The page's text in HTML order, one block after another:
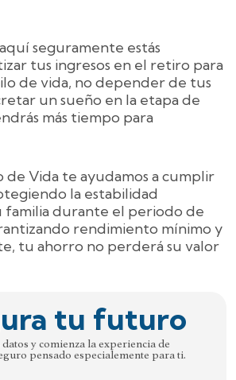
seguramente estás
tus ingresos en el retiro para
de vida, no depender de tus
un sueño en la etapa de
más tiempo para
de Vida te ayudamos a cumplir
la estabilidad
familia durante el periodo de
rendimiento mínimo y
tu ahorro no perderá su valor
tu futuro
y comienza la experiencia de
pensado especialemente para ti.